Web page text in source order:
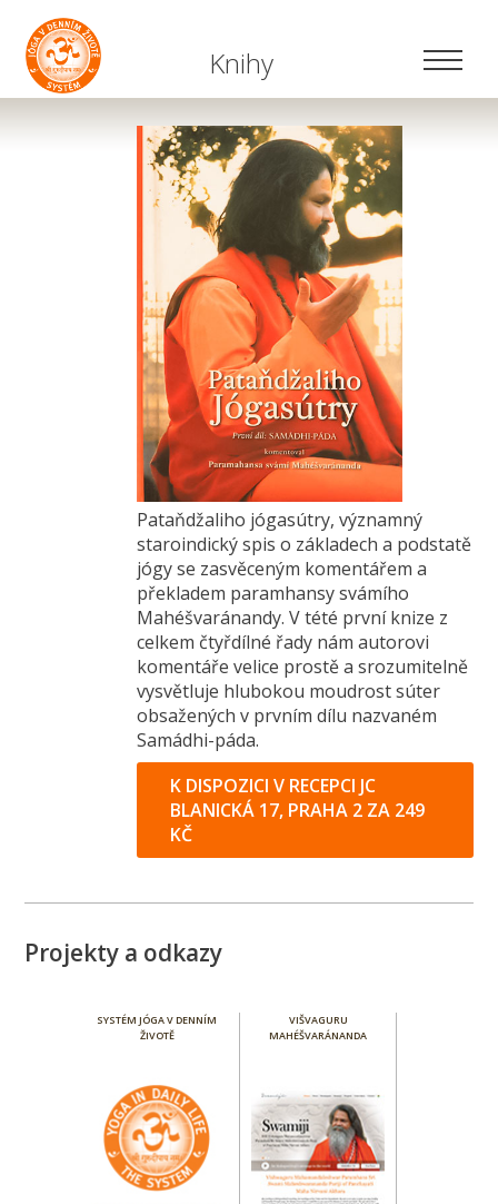
Knihy
Pataňdžaliho jógasútry, významný
staroindický spis o základech a podstatě
jógy se zasvěceným komentářem a
překladem paramhansy svámího
Mahéšvaránandy. V tété první knize z
celkem čtyřdílné řady nám autorovi
komentáře velice prostě a srozumitelně
vysvětluje hlubokou moudrost súter
obsažených v prvním dílu nazvaném
Samádhi-páda.
K DISPOZICI V RECEPCI JC
BLANICKÁ 17, PRAHA 2 ZA 249
KČ
Projekty a odkazy
SYSTÉM JÓGA V DENNÍM
ŽIVOTĚ
VIŠVAGURU
MAHÉŠVARÁNANDA